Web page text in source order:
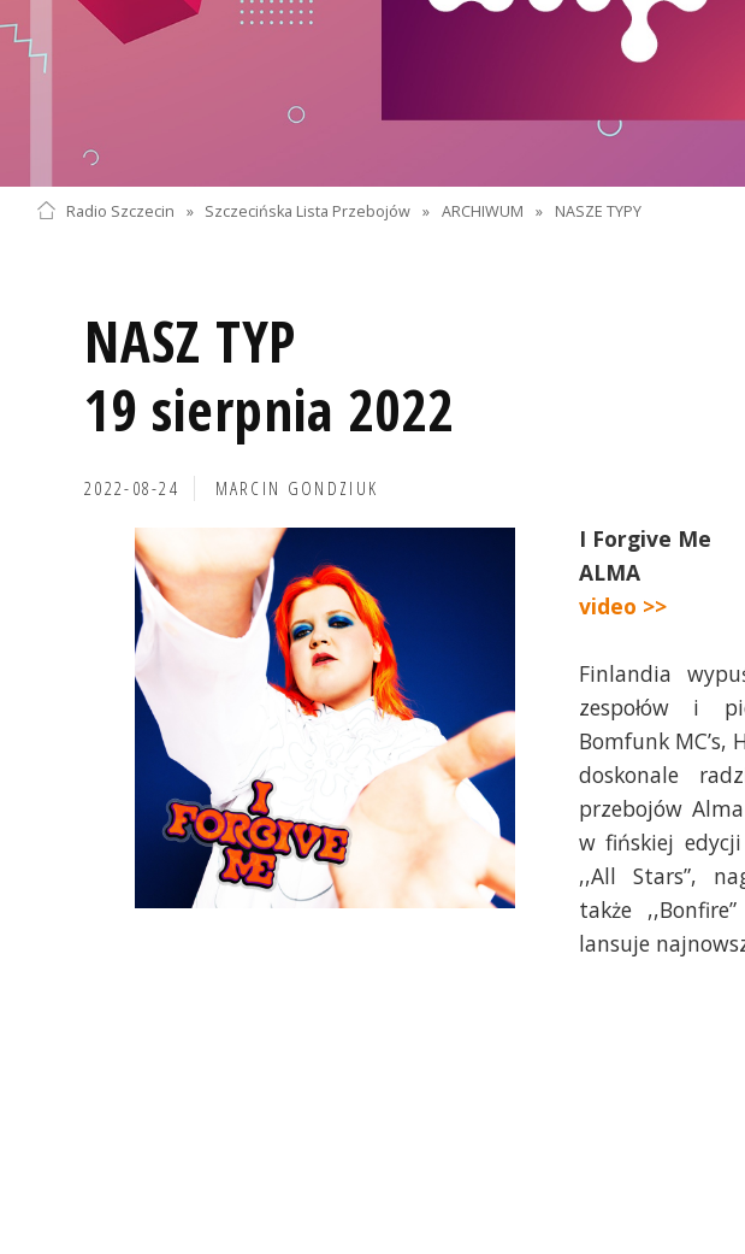
Radio Szczecin » Szczecińska Lista Przebojów » ARCHIWUM » NASZE TYPY
NASZ TYP
19 sierpnia 2022
2022-08-24 MARCIN GONDZIUK
I Forgive Me
ALMA
video >>
Finlandia
zespołów i
Bomfunk MC’s,
doskonale
przebojów
w fińskiej
,,All Stars”,
także
lansuje